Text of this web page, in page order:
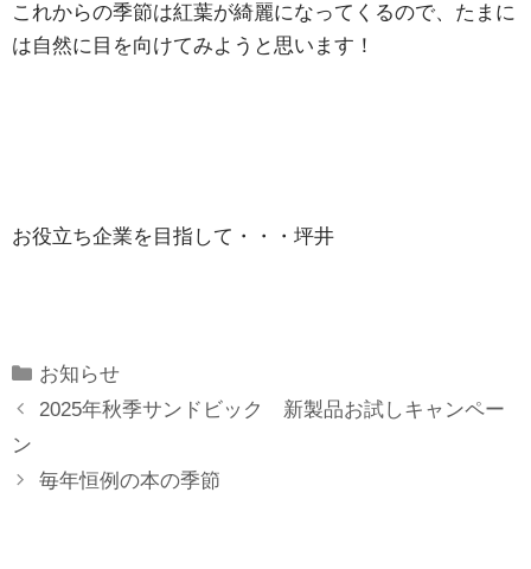
これからの季節は紅葉が綺麗になってくるので、たまに
は自然に目を向けてみようと思います！
お役立ち企業を目指して・・・坪井
Categories
お知らせ
2025年秋季サンドビック 新製品お試しキャンペー
ン
毎年恒例の本の季節